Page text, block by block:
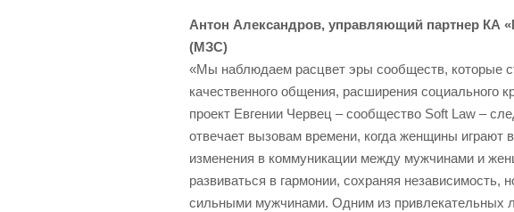
Антон Александров, управляющий партнер КА
(МЗС)
«Мы наблюдаем расцвет эры сообществ, которые
качественного общения, расширения социального
проект Евгении Червец – сообщество Soft Law –
отвечает вызовам времени, когда женщины играют
изменения в коммуникации между мужчинами и
развиваться в гармонии, сохраняя независимость,
сильными мужчинами. Одним из привлекательных